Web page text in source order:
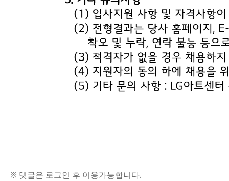
※ 댓글은 로그인 후 이용가능합니다.